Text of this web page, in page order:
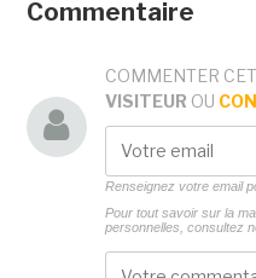
Commentaire
COMMENTER
VISITEUR OU
Renseignez votre email
Pour tout savoir sur la
personnelles, consultez